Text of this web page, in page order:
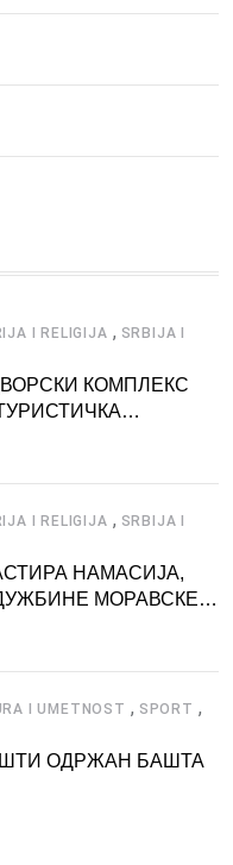
I RELIGIJA , SRBIJA I
КОМПЛЕКС
I RELIGIJA , SRBIJA I
НАМАСИЈА,
МОРАВСКЕ
I UMETNOST , SPORT ,
ОДРЖАН БАШТА